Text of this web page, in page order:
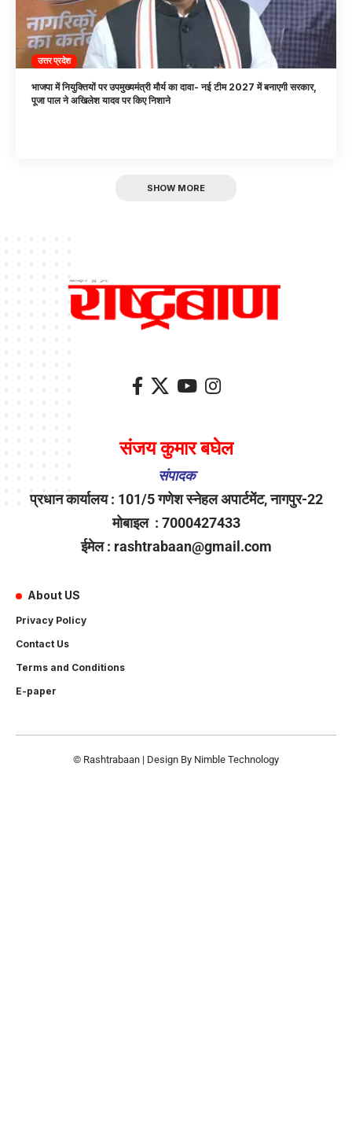
उत्तर प्रदेश
भाजपा में नियुक्तियों पर उपमुख्यमंत्री मौर्य का दावा- नई टीम 2027 में बनाएगी सरकार,
पूजा पाल ने अखिलेश यादव पर किए निशाने
SHOW MORE
संजय कुमार बघेल
संपादक
प्रधान कार्यालय : 101/5 गणेश स्नेहल अपार्टमेंट, नागपुर-22
मोबाइल : 7000427433
ईमेल : rashtrabaan@gmail.com
About US
Privacy Policy
Contact Us
Terms and Conditions
E-paper
© Rashtrabaan | Design By Nimble Technology